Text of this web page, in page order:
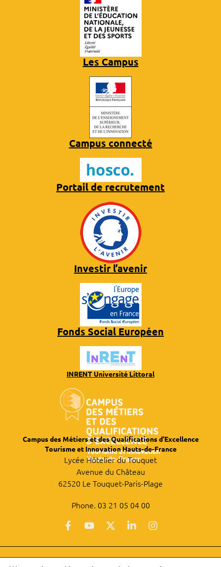
Les Campus
Campus connecté
Portail de recrutement
Investir l’avenir
Fonds Social Européen
INRENT Université Littoral
Campus des Métiers et des Qualifications d’Excellence
Tourisme et Innovation Hauts-de-France
Lycée Hôtelier du Touquet
Avenue du Château
62520 Le Touquet-Paris-Plage
Phone. 03 21 05 04 00
Privacy policy Legal information